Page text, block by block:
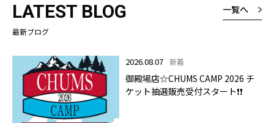
LATEST BLOG
最新ブログ
一覧へ
2026.08.07 新着
御殿場店☆CHUMS CAMP 2026 チ
ケット抽選販売受付スタート❗❗